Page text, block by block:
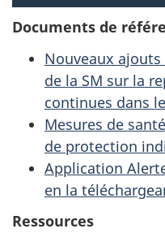
Documents de
Nouveaux ajouts
de la SM sur la
continues dans
Mesures de
de protection
Application
en la
Ressources